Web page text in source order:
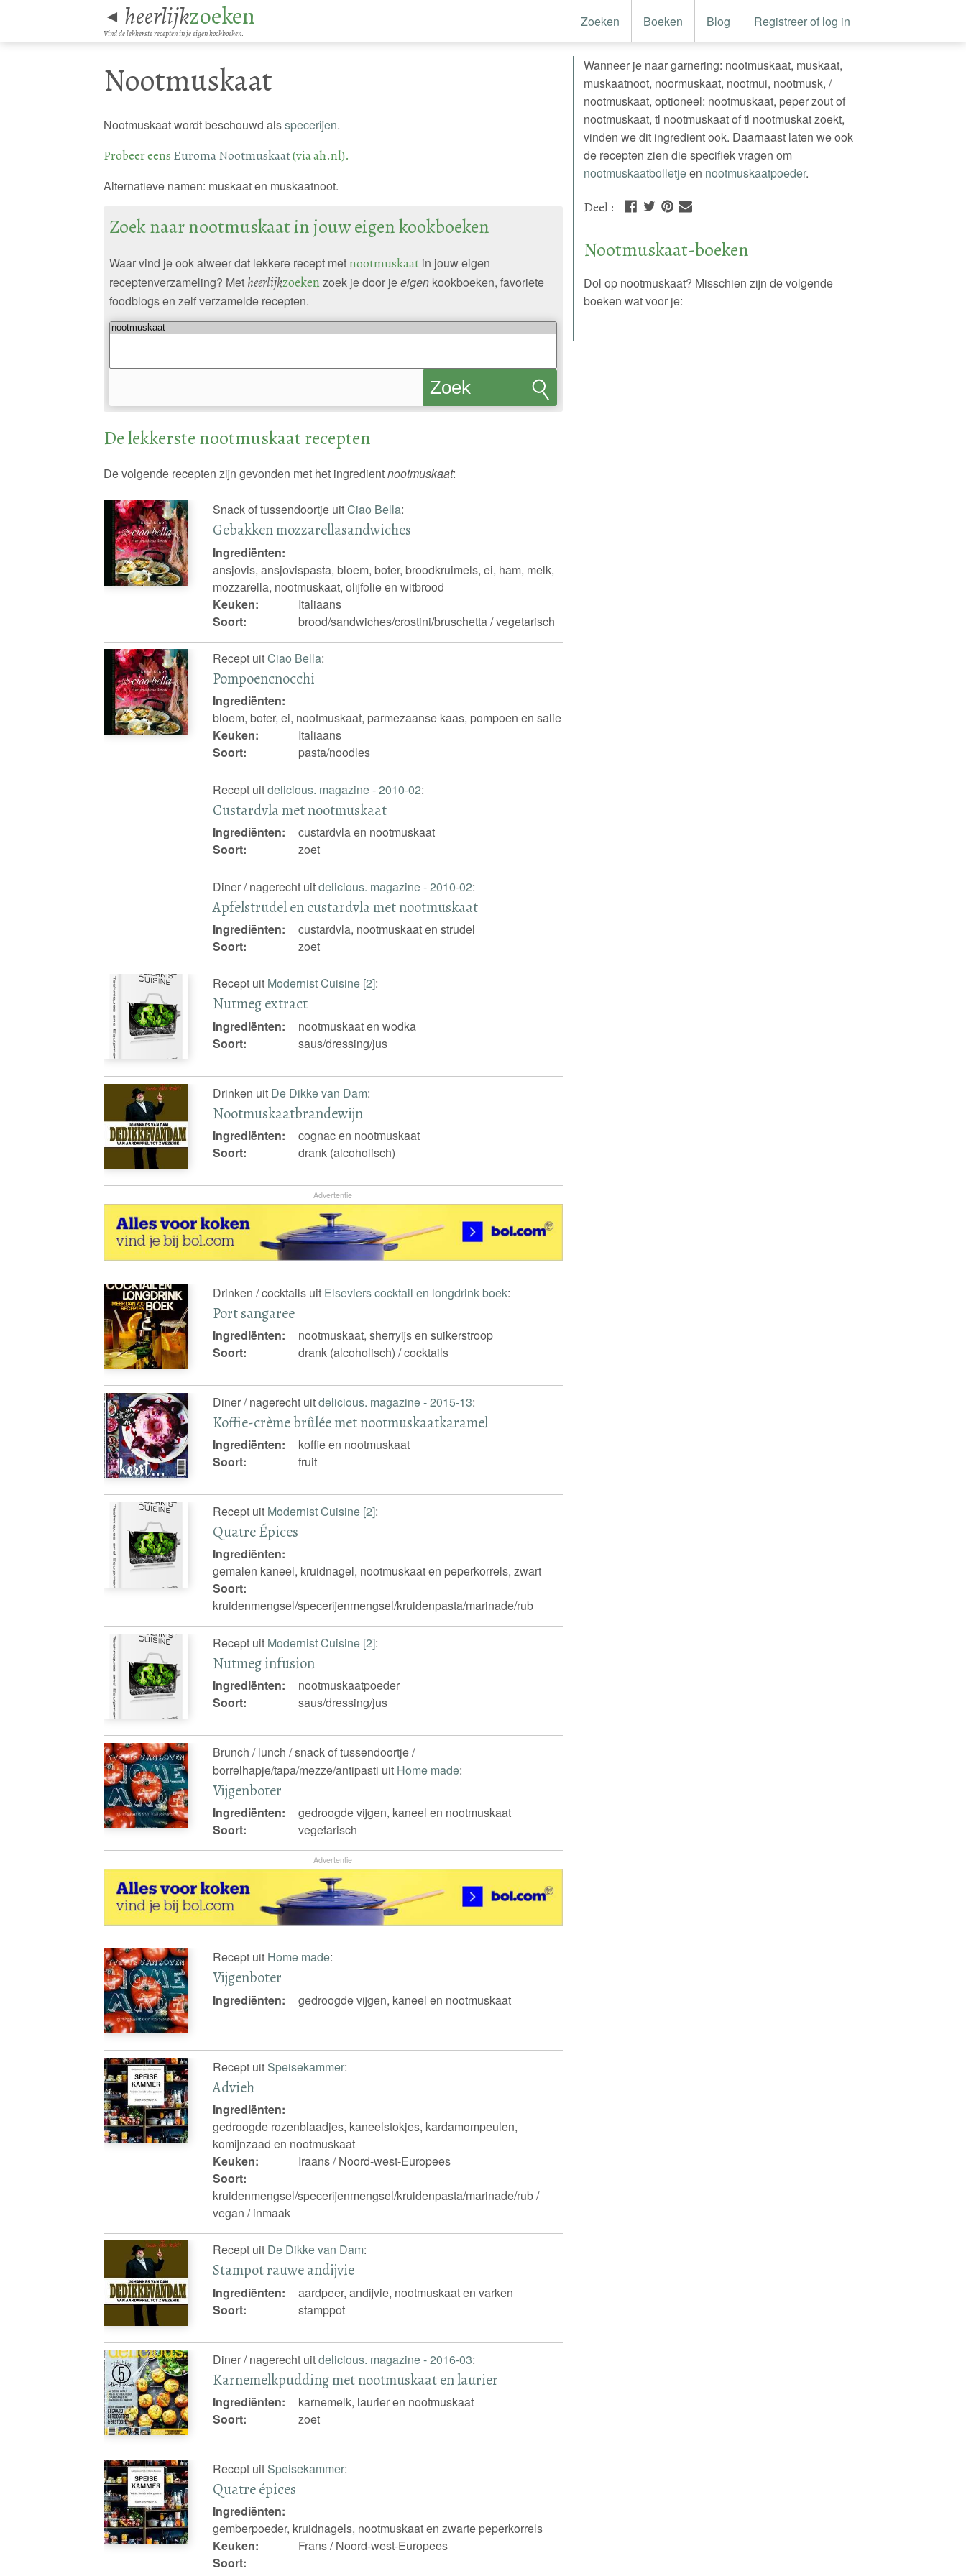
◄ heerlijkzoeken
Vind de lekkerste recepten in je eigen kookboeken.
Zoeken Boeken Blog Registreer of log in
Nootmuskaat
Nootmuskaat wordt beschouwd alsspecerijen.
Probeer eens Euroma Nootmuskaat(via ah.nl).
Alternatieve namen: muskaat en muskaatnoot.
Zoek naar nootmuskaat in jouw eigen kookboeken
Waar vind je ook alweer dat lekkere recept metnootmuskaatin jouw eigen
receptenverzameling? Met heerlijkzoekenzoek je door jeeigenkookboeken, favoriete
foodblogs en zelf verzamelde recepten.
Zoek
De lekkerste nootmuskaat recepten
De volgende recepten zijn gevonden met het ingredientnootmuskaat:
Snack of tussendoortje uitCiao Bella:
Gebakken mozzarellasandwiches
Ingrediënten:
ansjovis, ansjovispasta, bloem, boter, broodkruimels, ei, ham, melk,
mozzarella, nootmuskaat, olijfolie en witbrood
Keuken:
Italiaans
Soort:
brood/sandwiches/crostini/bruschetta / vegetarisch
Recept uitCiao Bella:
Pompoencnocchi
Ingrediënten:
bloem, boter, ei, nootmuskaat, parmezaanse kaas, pompoen en salie
Keuken:
Italiaans
Soort:
pasta/noodles
Recept uitdelicious. magazine - 2010-02:
Custardvla met nootmuskaat
Ingrediënten:
custardvla en nootmuskaat
Soort:
zoet
Diner / nagerecht uitdelicious. magazine - 2010-02:
Apfelstrudel en custardvla met nootmuskaat
Ingrediënten:
custardvla, nootmuskaat en strudel
Soort:
zoet
Recept uit Modernist Cuisine [2]:
Nutmeg extract
Ingrediënten:
nootmuskaat en wodka
Soort:
saus/dressing/jus
Drinken uit De Dikke van Dam:
Nootmuskaatbrandewijn
Ingrediënten:
cognac en nootmuskaat
Soort:
drank (alcoholisch)
Advertentie
Drinken / cocktails uit Elseviers cocktail en longdrink boek:
Port sangaree
Ingrediënten:
nootmuskaat, sherryijs en suikerstroop
Soort:
drank (alcoholisch) / cocktails
Diner / nagerecht uitdelicious. magazine - 2015-13:
Koffie-crème brûlée met nootmuskaatkaramel
Ingrediënten:
koffie en nootmuskaat
Soort:
fruit
Recept uit Modernist Cuisine [2]:
Quatre Épices
Ingrediënten:
gemalen kaneel, kruidnagel, nootmuskaat en peperkorrels, zwart
Soort:
kruidenmengsel/specerijenmengsel/kruidenpasta/marinade/rub
Recept uit Modernist Cuisine [2]:
Nutmeg infusion
Ingrediënten:
nootmuskaatpoeder
Soort:
saus/dressing/jus
Brunch / lunch / snack of tussendoortje /
borrelhapje/tapa/mezze/antipasti uit Home made:
Vijgenboter
Ingrediënten:
gedroogde vijgen, kaneel en nootmuskaat
Soort:
vegetarisch
Advertentie
Recept uit Home made:
Vijgenboter
Ingrediënten: gedroogde vijgen, kaneel en nootmuskaat
Recept uit Speisekammer:
Advieh
Ingrediënten:
gedroogde rozenblaadjes, kaneelstokjes, kardamompeulen,
komijnzaad en nootmuskaat
Keuken:
Iraans / Noord-west-Europees
Soort:
kruidenmengsel/specerijenmengsel/kruidenpasta/marinade/rub /
vegan / inmaak
Recept uit De Dikke van Dam:
Stampot rauwe andijvie
Ingrediënten:
aardpeer, andijvie, nootmuskaat en varken
Soort:
stamppot
Diner / nagerecht uitdelicious. magazine - 2016-03:
Karnemelkpudding met nootmuskaat en laurier
Ingrediënten:
karnemelk, laurier en nootmuskaat
Soort:
zoet
Recept uit Speisekammer:
Quatre épices
Ingrediënten:
gemberpoeder, kruidnagels, nootmuskaat en zwarte peperkorrels
Keuken:
Frans / Noord-west-Europees
Soort:
Wanneer je naar garnering: nootmuskaat, muskaat,
muskaatnoot, noormuskaat, nootmui, nootmusk, /
nootmuskaat, optioneel: nootmuskaat, peper zout of
nootmuskaat, tl nootmuskaat of tl nootmuskat zoekt,
vinden we dit ingredient ook. Daarnaast laten we ook
de recepten zien die specifiek vragen om
nootmuskaatbolletjeen nootmuskaatpoeder.
Deel :
Nootmuskaat-boeken
Dol op nootmuskaat? Misschien zijn de volgende
boeken wat voor je: